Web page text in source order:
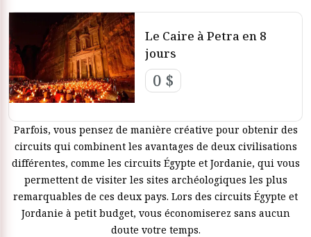
Un tour Jordanie et Égypte ne se limite pas au simple
tourisme ; il s’agit de s’immerger dans la culture, la
gastronomie et l’hospitalité de ces pays fascinants. Nos
tours Égypte et Jordanie sont conçus pour offrir une
expérience de voyage sans souci, avec tout pris en charge.
Nous proposons des tours spécialisés Égypte et Petra pour
que vous puissiez découvrir les merveilles de Petra, site du
patrimoine mondial de l’UNESCO, ainsi que les monuments
anciens d’Égypte. Pour les voyageurs venant d’Amérique du
Nord, nos tours Égypte et Jordanie depuis les États-Unis
incluent des itinéraires personnalisés avec vols
internationaux et visites guidées.
Le Caire à Petra en 8
jours
0 $
Parfois, vous pensez de manière créative pour obtenir des
circuits qui combinent les avantages de deux civilisations
différentes, comme les circuits Égypte et Jordanie, qui vous
permettent de visiter les sites archéologiques les plus
remarquables de ces deux pays. Lors des circuits Égypte et
Jordanie à petit budget, vous économiserez sans aucun
doute votre temps.